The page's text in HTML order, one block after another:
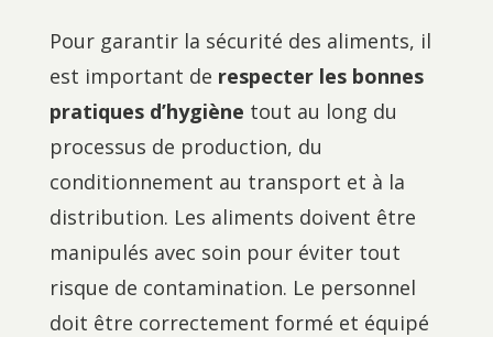
Pour garantir la sécurité des aliments, il
est important de respecter les bonnes
pratiques d’hygiène tout au long du
processus de production, du
conditionnement au transport et à la
distribution. Les aliments doivent être
manipulés avec soin pour éviter tout
risque de contamination. Le personnel
doit être correctement formé et équipé